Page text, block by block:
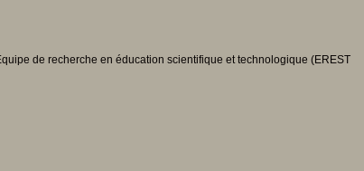
de recherche en éducation scientifique et technologique (EREST